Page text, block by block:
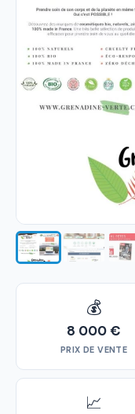
💰
8 000 €
PRIX DE VENTE
📈